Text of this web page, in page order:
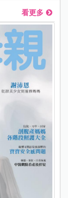
看更多